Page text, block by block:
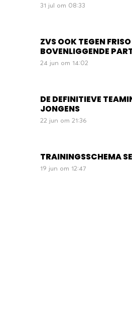
31 jul om 08:33
ZVS OOK TEGEN FRISO
BOVENLIGGENDE
24 jun om 14:02
DE DEFINITIEVE
JONGENS
22 jun om 21:36
TRAININGSSCHEMA
19 jun om 12:47